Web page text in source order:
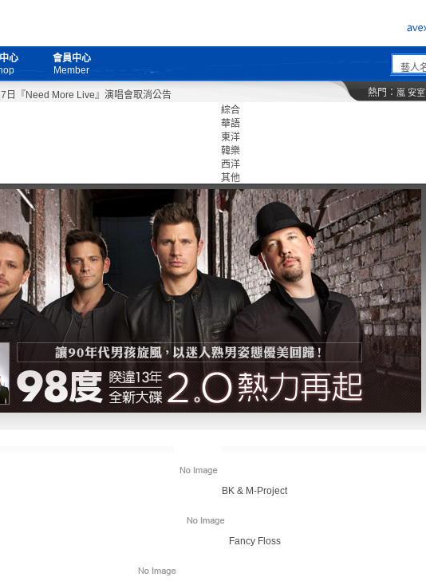
心
會員中心
Member
藝人
More Live』演唱會取消公告 熱門： 嵐 安
綜合
華語
東洋
韓樂
西洋
其他
BK & M-Project
Fancy Floss